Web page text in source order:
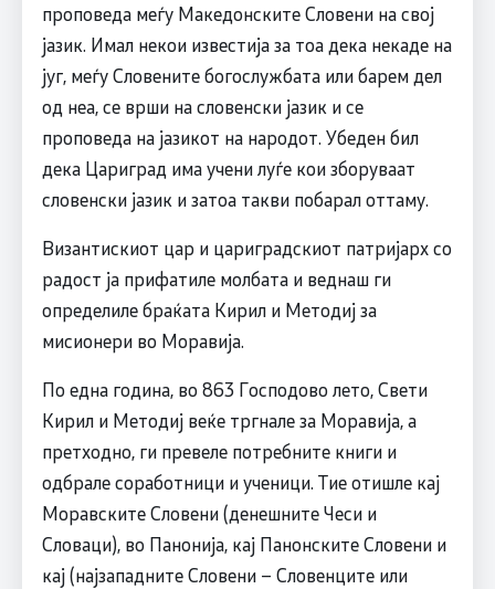
проповеда меѓу Македонските Словени на свој
јазик. Имал некои известија за тоа дека некаде на
југ, меѓу Словените богослужбата или барем дел
од неа, се врши на словенски јазик и се
проповеда на јазикот на народот. Убеден бил
дека Цариград има учени луѓе кои зборуваат
словенски јазик и затоа такви побарал оттаму.
Византискиот цар и цариградскиот патријарх со
радост ја прифатиле молбата и веднаш ги
определиле браќата Кирил и Методиј за
мисионери во Моравија.
По една година, во 863 Господово лето, Свети
Кирил и Методиј веќе тргнале за Моравија, а
претходно, ги превеле потребните книги и
одбрале соработници и ученици. Тие отишле кај
Моравските Словени (денешните Чеси и
Словаци), во Панонија, кај Панонските Словени и
кај (најзападните Словени – Словенците или